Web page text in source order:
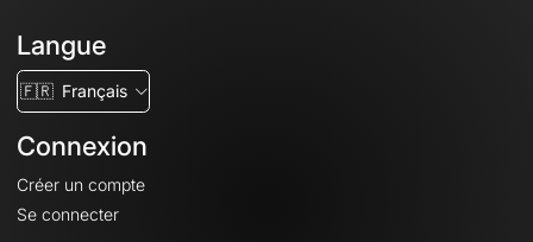
Langue
🇫🇷 Français
Connexion
Créer un compte
Se connecter